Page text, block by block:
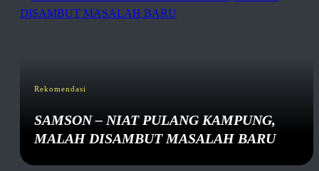
Rekomendasi
SAMSON – NIAT PULANG KAMPUNG,
MALAH DISAMBUT MASALAH BARU